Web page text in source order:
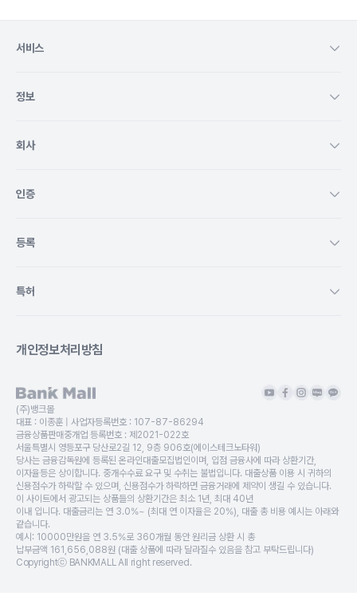
서비스
정보
회사
인증
등록
특허
개인정보처리방침
(주)뱅크몰
대표 : 이종훈 | 사업자등록번호 : 107-87-86294
금융상품판매중개업 등록번호 : 제2021-022호
서울특별시 영등포구 당산로2길 12, 9층 906호(에이스테크노타워)
당사는 금융감독원에 등록된 온라인대출모집법인이며, 입점 금융사에 따라 상환기간,
이자율등은 상이합니다. 중개수수료 요구 및 수취는 불법입니다. 대출상품 이용 시 귀하의
신용점수가 하락할 수 있으며, 신용점수가 하락하면 금융거래에 제약이 생길 수 있습니다.
이 사이트에서 광고되는 상품들의 상환기간은 최소 1년, 최대 40년
이내 입니다. 대출금리는 연 3.0%~ (최대 연 이자율은 20%), 대출 총 비용 예시는 아래와
같습니다.
예시: 10000만원을 연 3.5%로 360개월 동안 원리금 상환 시 총
납부금액 161,656,088원 (대출 상품에 따라 달라질수 있음을 참고 부탁드립니다)
Copyrightⓒ BANKMALL All right reserved.